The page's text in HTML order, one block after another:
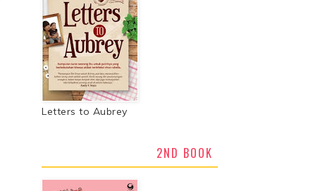
Letters to Aubrey
2ND BOOK